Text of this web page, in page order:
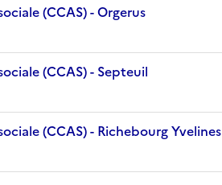
(CCAS) - Orgerus
(CCAS) - Septeuil
(CCAS) - Richebourg Yvelines